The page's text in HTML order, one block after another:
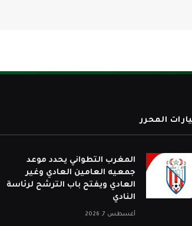
المحرر
المغرب التطواني يحدد موعد
جمعيه العامين العادي وغير
العادي ويفتح باب الترشح لرئاسة
النادي
أغسطس 7, 2026